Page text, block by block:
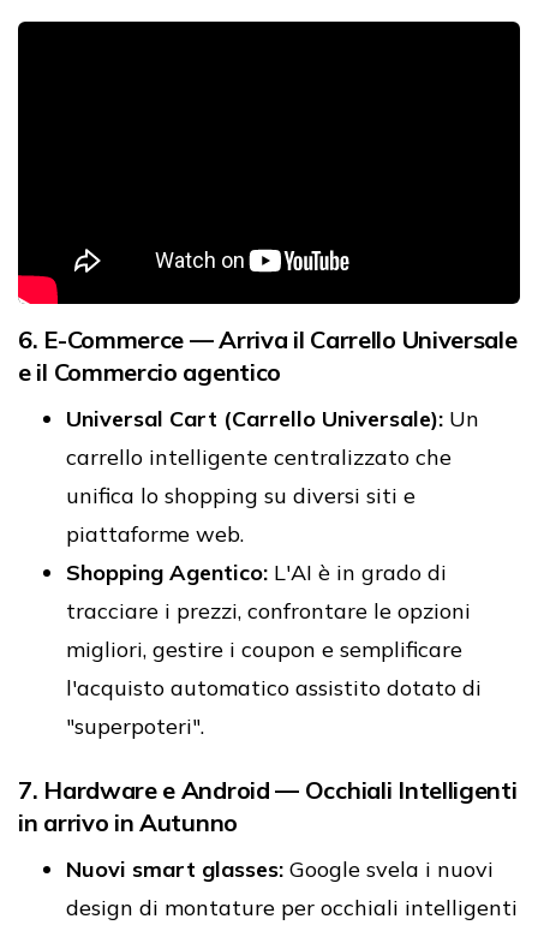
6. E-Commerce — Arriva il Carrello Universale
e il Commercio agentico
Universal Cart (Carrello Universale): Un
carrello intelligente centralizzato che
unifica lo shopping su diversi siti e
piattaforme web.
Shopping Agentico: L'AI è in grado di
tracciare i prezzi, confrontare le opzioni
migliori, gestire i coupon e semplificare
l'acquisto automatico assistito dotato di
"superpoteri".
7. Hardware e Android — Occhiali Intelligenti
in arrivo in Autunno
Nuovi smart glasses: Google svela i nuovi
design di montature per occhiali intelligenti